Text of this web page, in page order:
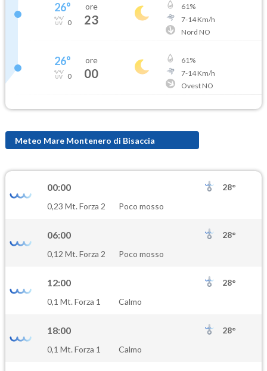
26°
0
ore
23
61%
7-14Km/h
Nord NO
26°
0
ore
00
61%
7-14Km/h
Ovest NO
Meteo Mare Montenero di Bisaccia
00:00
28°
0,23 Mt. Forza 2
Poco mosso
06:00
28°
0,12 Mt. Forza 2
Poco mosso
12:00
28°
0,1 Mt. Forza 1
Calmo
18:00
28°
0,1 Mt. Forza 1
Calmo